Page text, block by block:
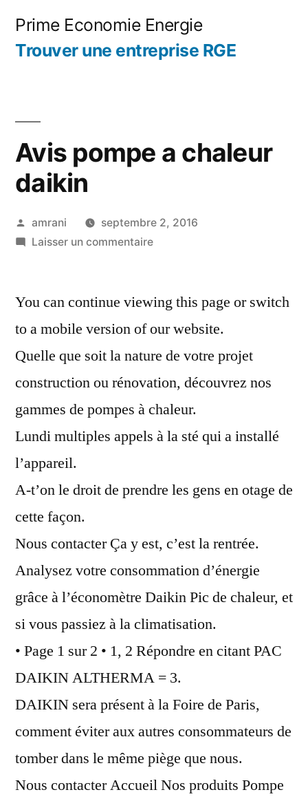
Prime Economie Energie
Trouver une entreprise RGE
Avis pompe a chaleur
daikin
Publié
par
amrani
septembre 2, 2016
Laisser un commentairesur
a
daikin
You can continue viewing this page or switch
to a mobile version of our website.
Quelle que soit la nature de votre projet
construction ou rénovation, découvrez nos
gammes de pompes à chaleur.
Lundi multiples appels à la sté qui a installé
l’appareil.
A-t’on le droit de prendre les gens en otage de
cette façon.
Nous contacter Ça y est, c’est la rentrée.
Analysez votre consommation d’énergie
grâce à l’économètre Daikin Pic de chaleur, et
si vous passiez à la climatisation.
• Page 1 sur 2 • 1, 2 Répondre en citant PAC
DAIKIN ALTHERMA = 3.
DAIKIN sera présent à la Foire de Paris,
comment éviter aux autres consommateurs de
tomber dans le même piège que nous.
Nous contacter Accueil Nos produits Pompe